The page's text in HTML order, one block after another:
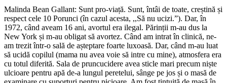
Malinda Bean Gallant: Sunt pro-viață. Sunt, întâi de toate, creștină și
respect cele 10 Porunci (în cazul acesta, ,,Să nu ucizi.”). Dar, în
1972, când aveam 16 ani, avortul era ilegal. Părinții m-au dus la
New York și m-au obligat să avortez. Când am intrat în clinică, ne-
am trezit într-o sală de așteptare foarte luxoasă. Dar, când m-au luat
să ucidă copilul (mama nu avea voie să intre cu mine), atmosfera era
cu totul diferită. Sala de pruncucidere avea sticle mari precum niște
ulcioare pentru apă de-a lungul peretelui, sânge pe jos și o masă de